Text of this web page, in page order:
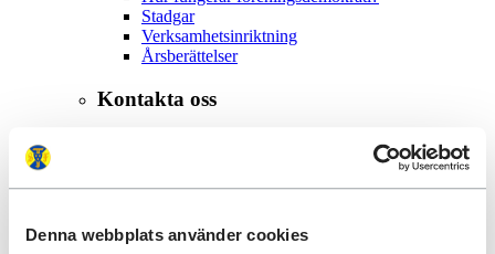
Denna webbplats använder cookies
Stadgar
Verksamhetsinriktning
Årsberättelser
Kontakta oss
Medlemsservice och bokning
Anslutna boenden
Press